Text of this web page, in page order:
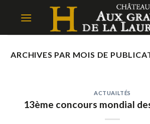
ARCHIVES PAR MOIS DE
ACTUAILTÉS
13ème concours mondial